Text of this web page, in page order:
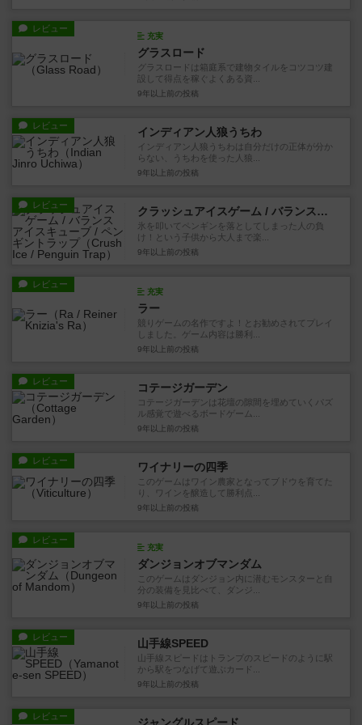
レビュー
充実
グラスロード
グラスロードは箱庭系で建物タイルをコツコツ建
設して得点を稼ぐよくある資...
9年以上前 の投稿
レビュー インディアン人狼うちわ
インディアン人狼うちわは自分だけの正体が分か
らない、うちわを使った人狼...
9年以上前 の投稿
レビュー クラッシュアイスゲーム / バランスアイスキューブ / ペンギントラップ
氷を叩いてペンギンを落としてしまった人の負
け！という子供から大人まで楽...
9年以上前 の投稿
レビュー
充実
ラー
競りゲームの名作ですよ！とお勧めされてプレイ
しました。ゲーム内容は勝利...
9年以上前 の投稿
レビュー コテージガーデン
コテージガーデンは花壇の隙間を埋めていくパズ
ル感覚で遊べるボードゲーム...
9年以上前 の投稿
レビュー ワイナリーの四季
このゲームはワイン農家となってブドウを育てた
り、ワインを醸造して勝利点...
9年以上前 の投稿
レビュー
充実
ダンジョンオブマンダム
このゲームはダンジョン内に潜むモンスターと自
分の装備を見比べて、ダンジ...
9年以上前 の投稿
レビュー 山手線SPEED
山手線スピードはトランプのスピードのように駅
から駅をつなげて遊ぶカード...
9年以上前 の投稿
レビュー